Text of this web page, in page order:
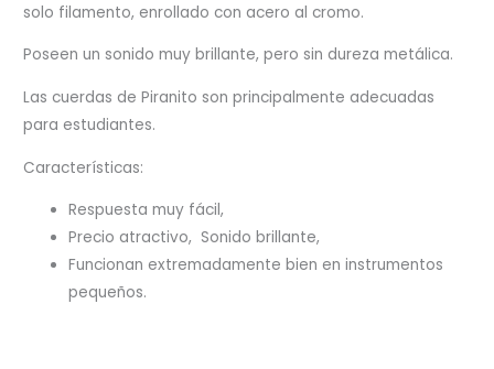
solo filamento, enrollado con acero al cromo.
Poseen un sonido muy brillante, pero sin dureza metálica.
Las cuerdas de Piranito son principalmente adecuadas
para estudiantes.
Características:
Respuesta muy fácil,
Precio atractivo, Sonido brillante,
Funcionan extremadamente bien en instrumentos
pequeños.